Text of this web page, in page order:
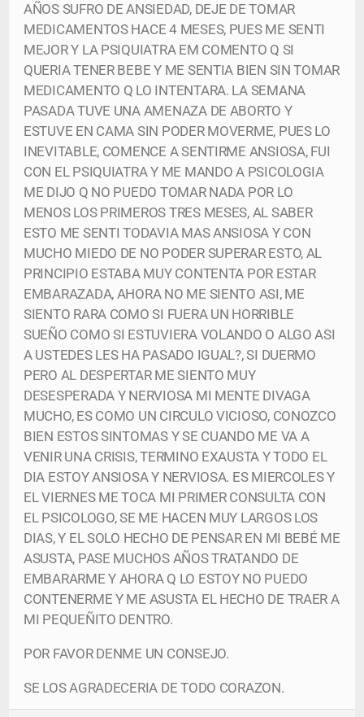
AÑOS SUFRO DE ANSIEDAD, DEJE DE TOMAR
MEDICAMENTOS HACE 4 MESES, PUES ME SENTI
MEJOR Y LA PSIQUIATRA EM COMENTO Q SI
QUERIA TENER BEBE Y ME SENTIA BIEN SIN TOMAR
MEDICAMENTO Q LO INTENTARA. LA SEMANA
PASADA TUVE UNA AMENAZA DE ABORTO Y
ESTUVE EN CAMA SIN PODER MOVERME, PUES LO
INEVITABLE, COMENCE A SENTIRME ANSIOSA, FUI
CON EL PSIQUIATRA Y ME MANDO A PSICOLOGIA
ME DIJO Q NO PUEDO TOMAR NADA POR LO
MENOS LOS PRIMEROS TRES MESES, AL SABER
ESTO ME SENTI TODAVIA MAS ANSIOSA Y CON
MUCHO MIEDO DE NO PODER SUPERAR ESTO, AL
PRINCIPIO ESTABA MUY CONTENTA POR ESTAR
EMBARAZADA, AHORA NO ME SIENTO ASI, ME
SIENTO RARA COMO SI FUERA UN HORRIBLE
SUEÑO COMO SI ESTUVIERA VOLANDO O ALGO ASI
A USTEDES LES HA PASADO IGUAL?, SI DUERMO
PERO AL DESPERTAR ME SIENTO MUY
DESESPERADA Y NERVIOSA MI MENTE DIVAGA
MUCHO, ES COMO UN CIRCULO VICIOSO, CONOZCO
BIEN ESTOS SINTOMAS Y SE CUANDO ME VA A
VENIR UNA CRISIS, TERMINO EXAUSTA Y TODO EL
DIA ESTOY ANSIOSA Y NERVIOSA. ES MIERCOLES Y
EL VIERNES ME TOCA MI PRIMER CONSULTA CON
EL PSICOLOGO, SE ME HACEN MUY LARGOS LOS
DIAS, Y EL SOLO HECHO DE PENSAR EN MI BEBÉ ME
ASUSTA, PASE MUCHOS AÑOS TRATANDO DE
EMBARARME Y AHORA Q LO ESTOY NO PUEDO
CONTENERME Y ME ASUSTA EL HECHO DE TRAER A
MI PEQUEÑITO DENTRO.
POR FAVOR DENME UN CONSEJO.
SE LOS AGRADECERIA DE TODO CORAZON.